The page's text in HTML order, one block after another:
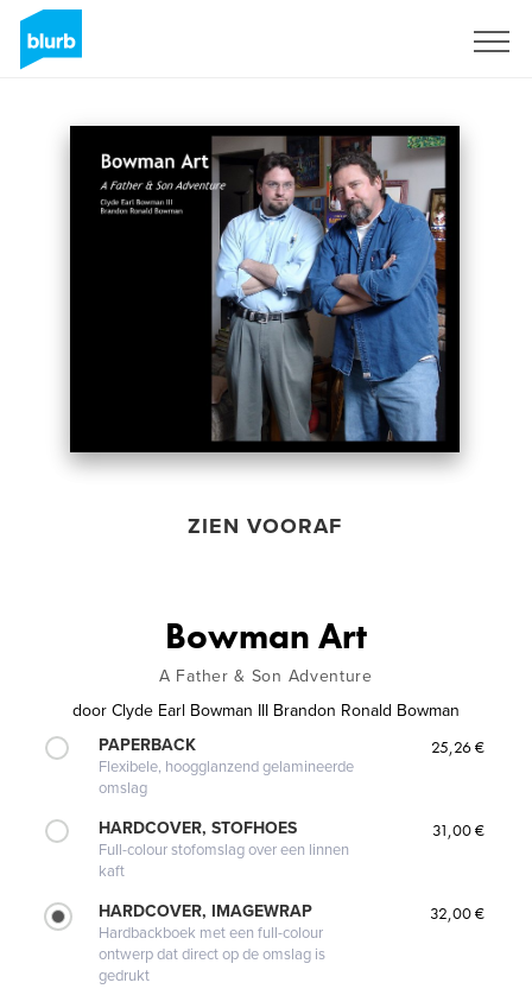
ZIEN VOORAF
Bowman Art
A Father & Son Adventure
door Clyde Earl Bowman III Brandon Ronald Bowman
PAPERBACK
Flexibele, hoogglanzend gelamineerde
omslag
25,26 €
HARDCOVER, STOFHOES
Full-colour stofomslag over een linnen
kaft
31,00 €
HARDCOVER, IMAGEWRAP
Hardbackboek met een full-colour
ontwerp dat direct op de omslag is
gedrukt
32,00 €